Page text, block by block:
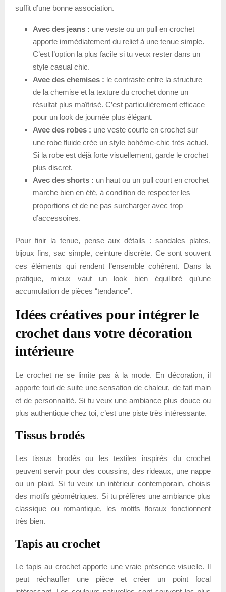
suffit d’une bonne association.
Avec des jeans : une veste ou un pull en crochet
apporte immédiatement du relief à une tenue simple.
C’est l’option la plus facile si tu veux rester dans un
style casual chic.
Avec des chemises : le contraste entre la structure
de la chemise et la texture du crochet donne un
résultat plus maîtrisé. C’est particulièrement efficace
pour un look de journée plus élégant.
Avec des robes : une veste courte en crochet sur
une robe fluide crée un style bohème-chic très actuel.
Si la robe est déjà forte visuellement, garde le crochet
plus discret.
Avec des shorts : un haut ou un pull court en crochet
marche bien en été, à condition de respecter les
proportions et de ne pas surcharger avec trop
d’accessoires.
Pour finir la tenue, pense aux détails : sandales plates,
bijoux fins, sac simple, ceinture discrète. Ce sont souvent
ces éléments qui rendent l’ensemble cohérent. Dans la
pratique, mieux vaut un look bien équilibré qu’une
accumulation de pièces “tendance”.
Idées créatives pour intégrer le
crochet dans votre décoration
intérieure
Le crochet ne se limite pas à la mode. En décoration, il
apporte tout de suite une sensation de chaleur, de fait main
et de personnalité. Si tu veux une ambiance plus douce ou
plus authentique chez toi, c’est une piste très intéressante.
Tissus brodés
Les tissus brodés ou les textiles inspirés du crochet
peuvent servir pour des coussins, des rideaux, une nappe
ou un plaid. Si tu veux un intérieur contemporain, choisis
des motifs géométriques. Si tu préfères une ambiance plus
classique ou romantique, les motifs floraux fonctionnent
très bien.
Tapis au crochet
Le tapis au crochet apporte une vraie présence visuelle. Il
peut réchauffer une pièce et créer un point focal